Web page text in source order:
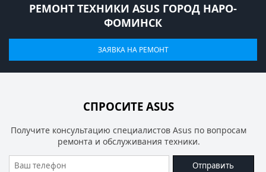
РЕМОНТ ТЕХНИКИ ASUS ГОРОД НАРО-
ФОМИНСК
ЗАЯВКА НА РЕМОНТ
СПРОСИТЕ ASUS
Получите консультацию специалистов Asus по вопросам
ремонта и обслуживания техники.
Отправить